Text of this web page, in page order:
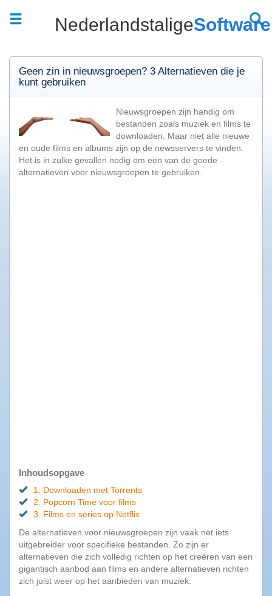
NederlandstaligeSoftware
Welkom
zoekt
u?
Top
downloads
Software
downloaden
Games
downloaden
Alle
software
categorieën
Top
programma's
AVG
Geen zin in nieuwsgroepen? 3 Alternatieven die je
kunt gebruiken
Nieuwsgroepen zijn handig om
bestanden zoals muziek en films te
downloaden. Maar niet alle nieuwe
en oude films en albums zijn op de newsservers te vinden.
Het is in zulke gevallen nodig om een van de goede
alternatieven voor nieuwsgroepen te gebruiken.
Inhoudsopgave
1. Downloaden met Torrents
2. Popcorn Time voor films
3. Films en series op Netflix
De alternatieven voor nieuwsgroepen zijn vaak net iets
uitgebreider voor specifieke bestanden. Zo zijn er
alternatieven die zich volledig richten op het creëren van een
gigantisch aanbod aan films en andere alternatieven richten
zich juist weer op het aanbieden van muziek.